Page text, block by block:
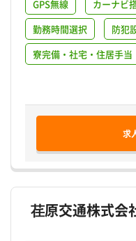
GPS無線
カーナビ
勤務時間選択
防犯
寮完備・社宅・住居手当
求
荏原交通株式会